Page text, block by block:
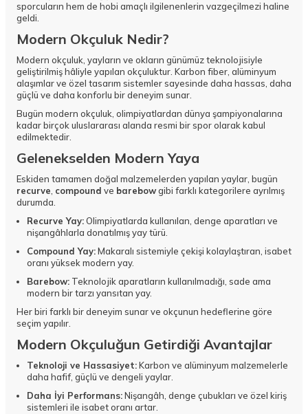
sporcuların hem de hobi amaçlı ilgilenenlerin vazgeçilmezi haline
geldi.
Modern Okçuluk Nedir?
Modern okçuluk, yayların ve okların günümüz teknolojisiyle
geliştirilmiş hâliyle yapılan okçuluktur. Karbon fiber, alüminyum
alaşımlar ve özel tasarım sistemler sayesinde daha hassas, daha
güçlü ve daha konforlu bir deneyim sunar.
Bugün modern okçuluk, olimpiyatlardan dünya şampiyonalarına
kadar birçok uluslararası alanda resmi bir spor olarak kabul
edilmektedir.
Gelenekselden Modern Yaya
Eskiden tamamen doğal malzemelerden yapılan yaylar, bugün
recurve, compound ve barebowgibi farklı kategorilere ayrılmış
durumda.
Recurve Yay:Olimpiyatlarda kullanılan, denge aparatları ve
nişangâhlarla donatılmış yay türü.
Compound Yay:Makaralı sistemiyle çekişi kolaylaştıran, isabet
oranı yüksek modern yay.
Barebow: Teknolojik aparatların kullanılmadığı, sade ama
modern bir tarzı yansıtan yay.
Her biri farklı bir deneyim sunar ve okçunun hedeflerine göre
seçim yapılır.
Modern Okçuluğun Getirdiği Avantajlar
Teknoloji ve Hassasiyet:Karbon ve alüminyum malzemelerle
daha hafif, güçlü ve dengeli yaylar.
Daha İyi Performans:Nişangâh, denge çubukları ve özel kiriş
sistemleri ile isabet oranı artar.